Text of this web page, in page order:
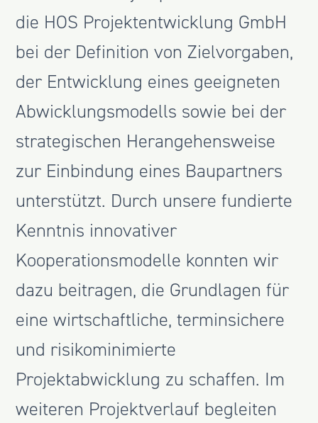
die HOS Projektentwicklung GmbH
bei der Definition von Zielvorgaben,
der Entwicklung eines geeigneten
Abwicklungsmodells sowie bei der
strategischen Herangehensweise
zur Einbindung eines Baupartners
unterstützt. Durch unsere fundierte
Kenntnis innovativer
Kooperationsmodelle konnten wir
dazu beitragen, die Grundlagen für
eine wirtschaftliche, terminsichere
und risikominimierte
Projektabwicklung zu schaffen. Im
weiteren Projektverlauf begleiten